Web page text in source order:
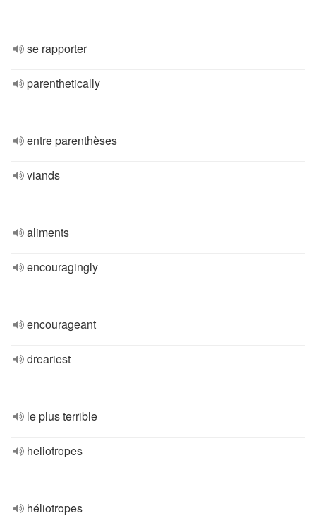
se rapporter
parenthetically
entre parenthèses
viands
aliments
encouragingly
encourageant
dreariest
le plus terrible
heliotropes
héliotropes